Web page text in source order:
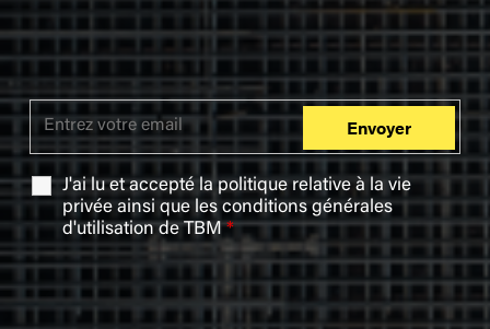
J'ai lu et accepté lapolitique relative à la vie
privée ainsi que lesconditions générales
d'utilisationde TBM*